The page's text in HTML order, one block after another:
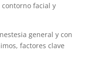
facial y
general y con
factores clave